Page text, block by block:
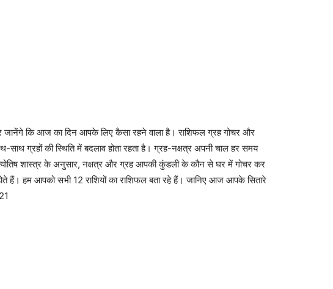
कि आज का दिन आपके लिए कैसा रहने वाला है। राशिफल ग्रह गोचर और
साथ ग्रहों की स्थिति में बदलाव होता रहता है। ग्रह-नक्षत्र अपनी चाल हर समय
शास्त्र के अनुसार, नक्षत्र और ग्रह आपकी कुंडली के कौन से घर में गोचर कर
हम आपको सभी 12 राशियों का राशिफल बता रहे हैं। जानिए आज आपके सितारे